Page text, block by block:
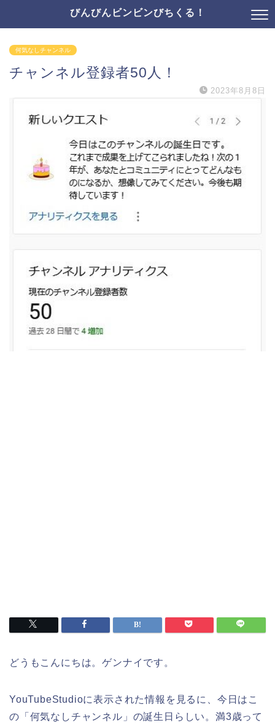
びんびんビンビンびちくる！
何気なしチャンネル
チャンネル登録者50人！
2023年8月8日
どうもこんにちは。ゲンナイです。
YouTubeStudioに表示された情報を見るに、今日はこ
の「何気なしチャンネル」の誕生日らしい。満3歳って